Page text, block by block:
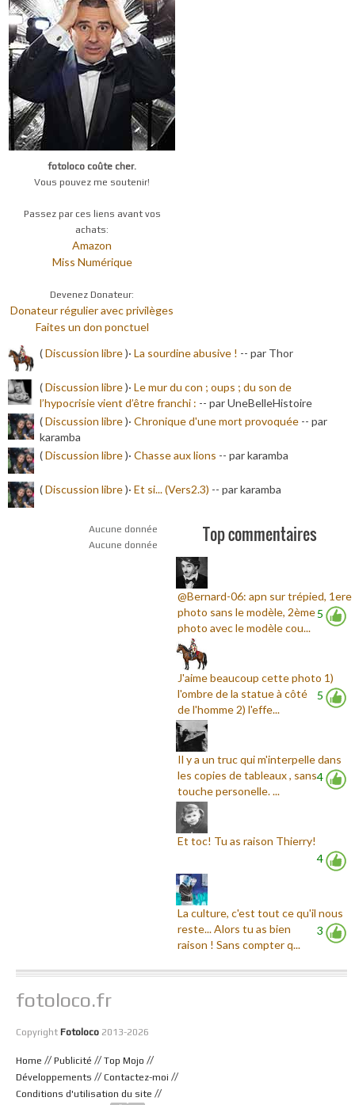
fotoloco coûte cher.
Vous pouvez me soutenir!
Passez par ces liens avant vos
achats:
Amazon
Miss Numérique
Devenez Donateur:
Donateur régulier avec privilèges
Faites un don ponctuel
(Discussion libre)· La sourdine abusive ! -- par Thor
(Discussion libre)· Le mur du con ; oups ; du son de
l’hypocrisie vient d’être franchi : -- par UneBelleHistoire
(Discussion libre)· Chronique d'une mort provoquée -- par
karamba
(Discussion libre)· Chasse aux lions -- par karamba
(Discussion libre)· Et si... (Vers2.3) -- par karamba
Aucune donnée
Aucune donnée
Top commentaires
5
@Bernard-06: apn sur trépied, 1ere
photo sans le modèle, 2ème
photo avec le modèle cou...
5
J'aime beaucoup cette photo 1)
l'ombre de la statue à côté
de l'homme 2) l'effe...
4
Il y a un truc qui m'interpelle dans
les copies de tableaux , sans
touche personelle. ...
4
Et toc! Tu as raison Thierry!
3
La culture, c'est tout ce qu'il nous
reste... Alors tu as bien
raison ! Sans compter q...
fotoloco.fr
Copyright Fotoloco 2013-2026
Home // Publicité // Top Mojo //
Développements // Contactez-moi //
Conditions d'utilisation du site //